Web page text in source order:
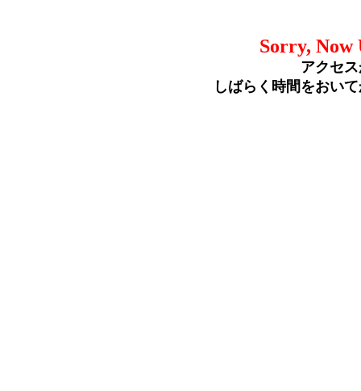
Sorry, Now
アクセ
しばらく時間をおい